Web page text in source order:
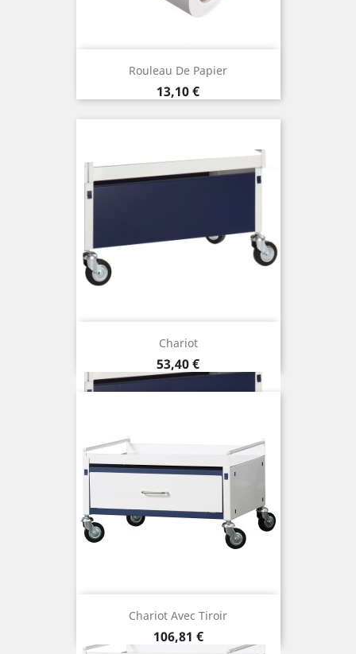
Rouleau De Papier
Prix
13,10 €
Chariot
Prix
53,40 €
Chariot Avec Tiroir
Prix
106,81 €